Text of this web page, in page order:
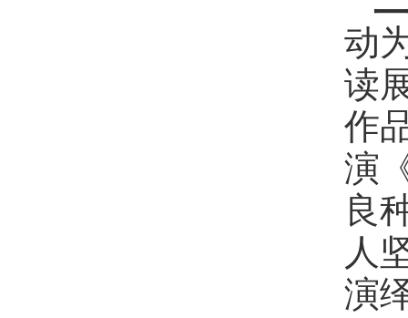
动
读
作
演
良
人
演